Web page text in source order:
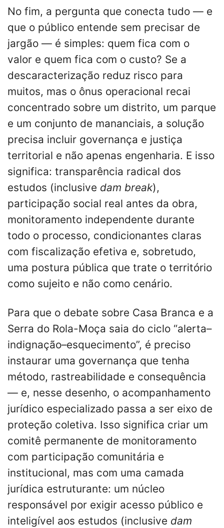
No fim, a pergunta que conecta tudo — e
que o público entende sem precisar de
jargão — é simples: quem fica com o
valor e quem fica com o custo? Se a
descaracterização reduz risco para
muitos, mas o ônus operacional recai
concentrado sobre um distrito, um parque
e um conjunto de mananciais, a solução
precisa incluir governança e justiça
territorial e não apenas engenharia. E isso
significa: transparência radical dos
estudos (inclusive dam break),
participação social real antes da obra,
monitoramento independente durante
todo o processo, condicionantes claras
com fiscalização efetiva e, sobretudo,
uma postura pública que trate o território
como sujeito e não como cenário.
Para que o debate sobre Casa Branca e a
Serra do Rola-Moça saia do ciclo “alerta–
indignação–esquecimento”, é preciso
instaurar uma governança que tenha
método, rastreabilidade e consequência
— e, nesse desenho, o acompanhamento
jurídico especializado passa a ser eixo de
proteção coletiva. Isso significa criar um
comitê permanente de monitoramento
com participação comunitária e
institucional, mas com uma camada
jurídica estruturante: um núcleo
responsável por exigir acesso público e
inteligível aos estudos (inclusive dam